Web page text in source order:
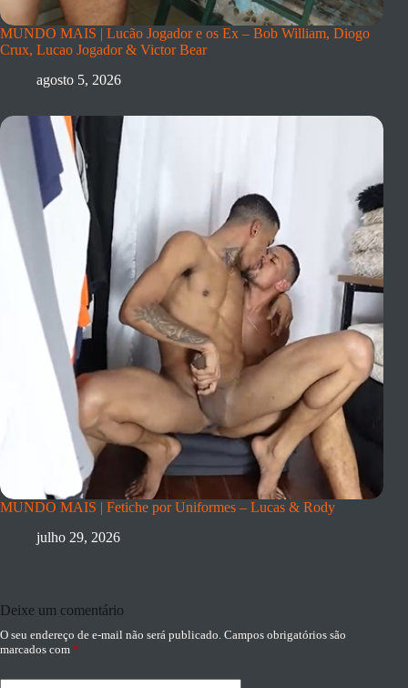
MUNDO MAIS | Lucão Jogador e os Ex – Bob William, Diogo
Crux, Lucao Jogador & Victor Bear
agosto 5, 2026
MUNDO MAIS | Fetiche por Uniformes – Lucas & Rody
julho 29, 2026
Deixe um comentário
O seu endereço de e-mail não será publicado. Campos obrigatórios são
marcados com *